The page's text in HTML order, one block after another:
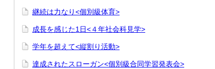
継続は力なり<個別級体育>
成長を感じた1日<４年社会科見学>
学年を超えて<縦割り活動>
達成されたスローガン<個別級合同学習発表会>